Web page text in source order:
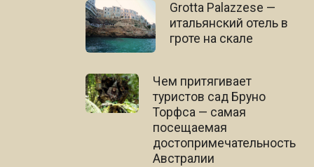
Grotta Palazzese —
итальянский отель в
гроте на скале
Чем притягивает
туристов сад Бруно
Торфса — самая
посещаемая
достопримечательность
Австралии